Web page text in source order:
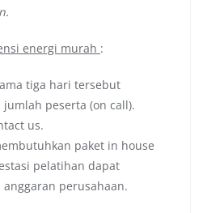
energi murah :
tiga hari tersebut
peserta (on call).
us.
paket in house
pelatihan dapat
perusahaan.